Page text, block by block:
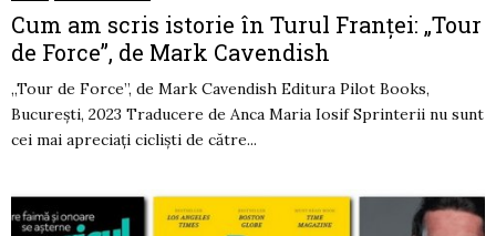
Cum am scris istorie în Turul Franței: „Tour
de Force”, de Mark Cavendish
„Tour de Force”, de Mark Cavendish Editura Pilot Books,
București, 2023 Traducere de Anca Maria Iosif Sprinterii nu sunt
cei mai apreciați cicliști de către...